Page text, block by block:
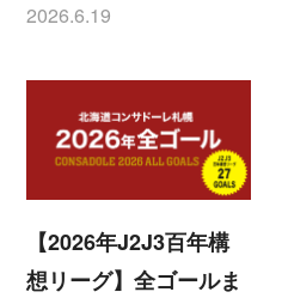
投稿日
2026.6.19
【2026年J2J3百年構
想リーグ】全ゴールま